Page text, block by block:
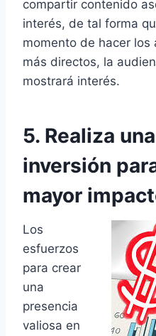
compartir contenido
interés, de tal forma
momento de hacer los
más directos, la
mostrará interés.
5. Realiza
inversión
mayor
Los
esfuerzos
para crear
una
presencia
valiosa en